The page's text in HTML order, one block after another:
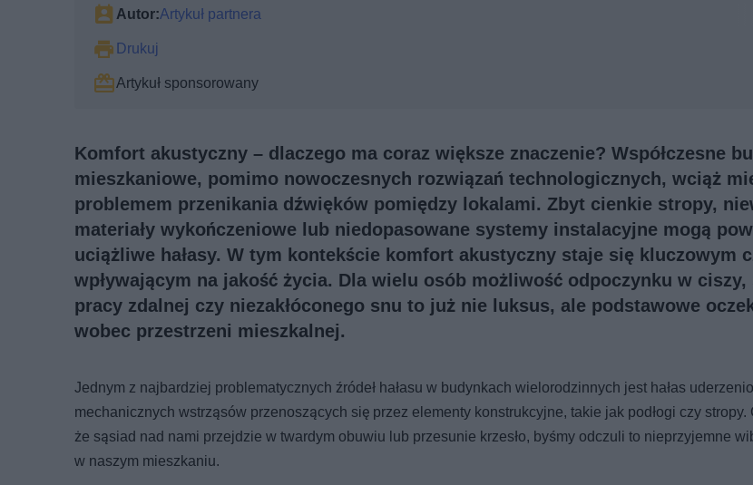
Autor:Artykuł partnera
Drukuj
Artykuł sponsorowany
Komfort akustyczny – dlaczego ma coraz większe znaczenie? Współczesne
mieszkaniowe, pomimo nowoczesnych rozwiązań technologicznych, wciąż
problemem przenikania dźwięków pomiędzy lokalami. Zbyt cienkie stropy,
materiały wykończeniowe lub niedopasowane systemy instalacyjne mogą
uciążliwe hałasy. W tym kontekście komfort akustyczny staje się kluczowym
wpływającym na jakość życia. Dla wielu osób możliwość odpoczynku w ciszy,
pracy zdalnej czy niezakłóconego snu to już nie luksus, ale podstawowe
wobec przestrzeni mieszkalnej.
Jednym z najbardziej problematycznych źródeł hałasu w budynkach wielorodzinnych jest hałas
mechanicznych wstrząsów przenoszących się przez elementy konstrukcyjne, takie jak podłogi czy stropy.
że sąsiad nad nami przejdzie w twardym obuwiu lub przesunie krzesło, byśmy odczuli to nieprzyjemne
w naszym mieszkaniu.